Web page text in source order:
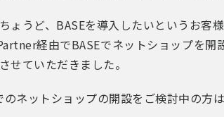
ょうど、BASEを導入したいというお客
経由でBASEでネットショップを
せていただきました。
のネットショップの開設をご検討中の方